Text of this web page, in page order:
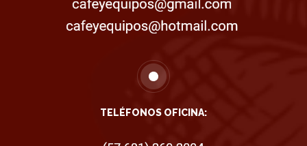
TELÉFONOS OFICINA: